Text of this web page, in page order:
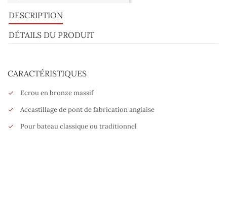
DESCRIPTION
DÉTAILS DU PRODUIT
CARACTÉRISTIQUES
Ecrou en bronze massif
Accastillage de pont de fabrication anglaise
Pour bateau classique ou traditionnel